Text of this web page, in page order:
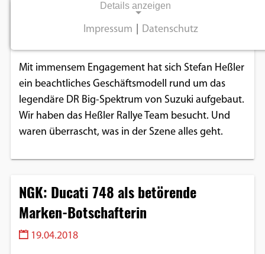
Stefan Heßler: Der DR Big Versteher
Mit immensem Engagement hat sich Stefan Heßler
ein beachtliches Geschäftsmodell rund um das
legendäre DR Big-Spektrum von Suzuki aufgebaut.
Wir haben das Heßler Rallye Team besucht. Und
waren überrascht, was in der Szene alles geht.
NGK: Ducati 748 als betörende
Marken-Botschafterin
19.04.2018
Details anzeigen
Notwendige Cookies ermöglichen
grundlegende Funktionen und sind für die
einwandfreie Funktion der Website
erforderlich.
Zweck:
Dieser Cookie speichert die ausgewählten
Einverständnis-Optionen des Benutzers
Impressum Datenschutz